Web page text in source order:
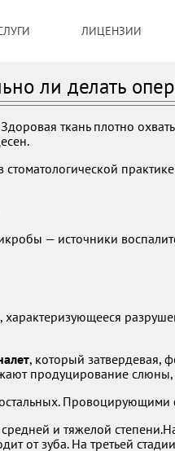
ЛИЦЕНЗИИ
ли делать
ткань плотно
— источники
, который затвердевая,
продуцирование
Провоцирующими
и тяжелой
от зуба. На третьей